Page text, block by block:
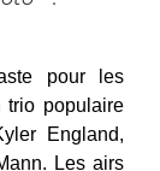
pour les
trio populaire
England,
Les airs